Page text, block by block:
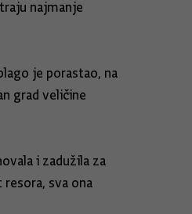
najmanje
je porastao, na
grad veličine
i zadužila za
sva ona